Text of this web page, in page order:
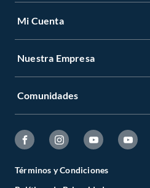
Mi Cuenta
Nuestra Empresa
Comunidades
Términos y Condiciones